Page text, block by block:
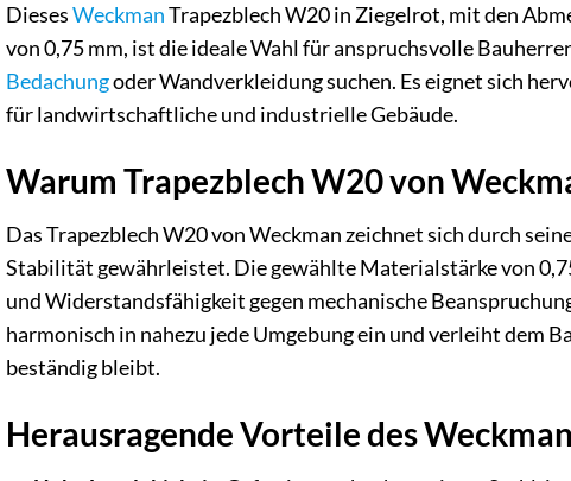
DiesesWeckmanTrapezblech W20 in Ziegelrot, mit den
von 0,75 mm, ist die ideale Wahl für anspruchsvolle
Bedachungoder Wandverkleidung suchen. Es eignet sich
für landwirtschaftliche und industrielle Gebäude.
Warum Trapezblech W20 von
Das Trapezblech W20 von Weckman zeichnet sich durch
Stabilität gewährleistet. Die gewählte Materialstärke von
und Widerstandsfähigkeit gegen mechanische
harmonisch in nahezu jede Umgebung ein und verleiht dem
beständig bleibt.
Herausragende Vorteile des